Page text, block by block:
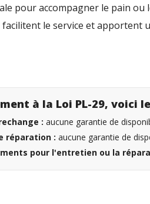
pour accompagner le pain ou
le service et apportent
à la Loi PL-29, voici
: aucune garantie de
réparation : aucune garantie de
pour l'entretien ou la